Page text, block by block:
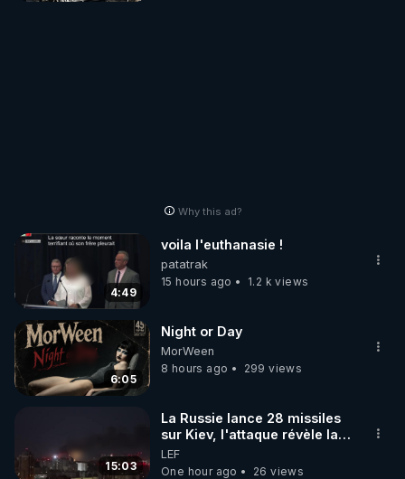
Why this ad?
4:49
voila l'euthanasie !
patatrak
15 hours ago
1.2 k views
6:05
Night or Day
MorWeen
8 hours ago
299 views
15:03
La Russie lance 28 missiles
sur Kiev, l'attaque révèle la
faiblesse de Kiev
LEF
One hour ago
26 views